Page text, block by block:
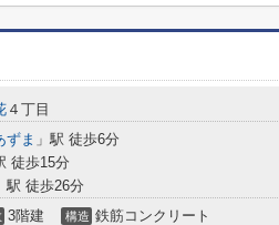
４丁目
ずま 」駅 徒歩6分
徒歩15分
駅 徒歩26分
3階建 構造 鉄筋コンクリート